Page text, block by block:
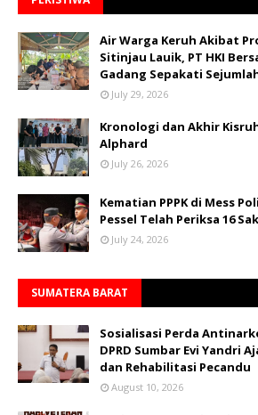
Air Warga Keruh Akibat
Sitinjau Lauik, PT HKI
Gadang Sepakati
July 29, 2026
Kronologi dan Akhir
Alphard
July 26, 2026
Kematian PPPK di Mess
Pessel Telah Periksa 16
July 24, 2026
SUMATERA BARAT
Sosialisasi Perda
DPRD Sumbar Evi Yandri
dan Rehabilitasi Pecandu
August 10, 2026